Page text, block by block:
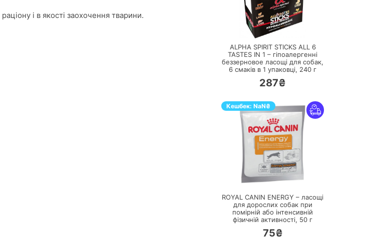
і в якості заохочення тварини.
ПЕРЕЙТИ
ALPHA SPIRIT STICKS ALL 6
TASTES IN 1 – гіпоалергенні
беззерновое ласощі для собак,
6 смаків в 1 упаковці, 240 г
287₴
Кешбек: NaN₴
ПЕРЕЙТИ
ROYAL CANIN ENERGY – ласощі
для дорослих собак при
помірній або інтенсивній
фізичній активності, 50 г
75₴